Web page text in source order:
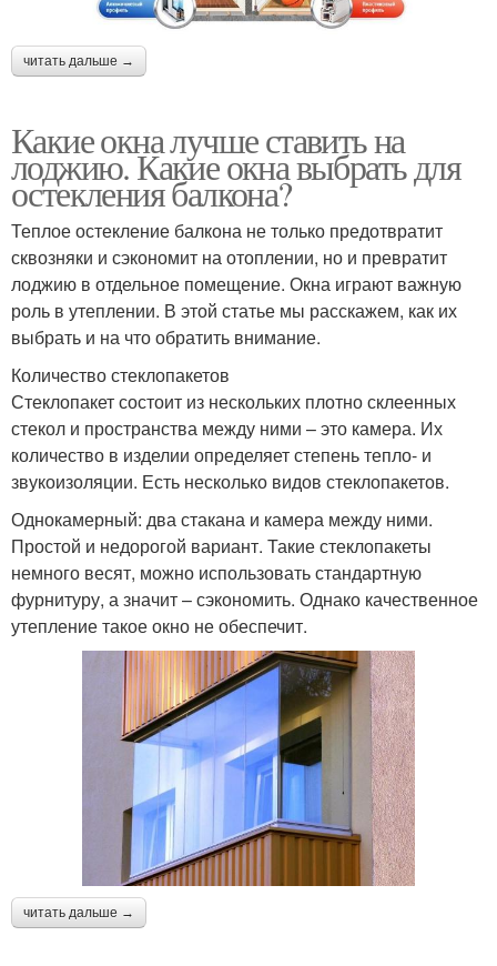
читать дальше →
Какие окна лучше ставить на
лоджию. Какие окна выбрать для
остекления балкона?
Теплое остекление балкона не только предотвратит
сквозняки и сэкономит на отоплении, но и превратит
лоджию в отдельное помещение. Окна играют важную
роль в утеплении. В этой статье мы расскажем, как их
выбрать и на что обратить внимание.
Количество стеклопакетов
Стеклопакет состоит из нескольких плотно склеенных
стекол и пространства между ними – это камера. Их
количество в изделии определяет степень тепло- и
звукоизоляции. Есть несколько видов стеклопакетов.
Однокамерный: два стакана и камера между ними.
Простой и недорогой вариант. Такие стеклопакеты
немного весят, можно использовать стандартную
фурнитуру, а значит – сэкономить. Однако качественное
утепление такое окно не обеспечит.
читать дальше →